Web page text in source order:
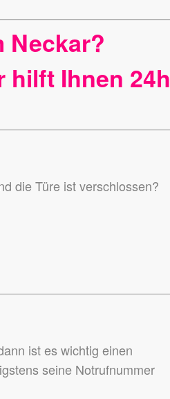
Neckar?
hilft Ihnen 24h
die Türe ist verschlossen?
ist es wichtig einen
seine Notrufnummer